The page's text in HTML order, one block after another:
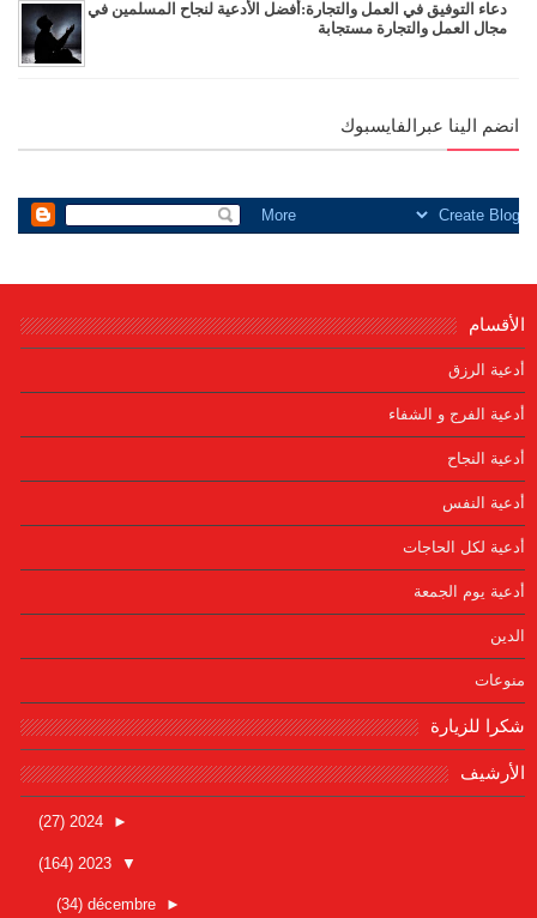
دعاء التوفيق في العمل والتجارة:أفضل الأدعية لنجاح المسلمين في
مجال العمل والتجارة مستجابة
انضم الينا عبرالفايسبوك
الأقسام
أدعية الرزق
أدعية الفرج و الشفاء
أدعية النجاح
أدعية النفس
أدعية لكل الحاجات
أدعية يوم الجمعة
الدين
منوعات
شكرا للزيارة
الأرشيف
►
2024
(27)
▼
2023
(164)
►
décembre
(34)